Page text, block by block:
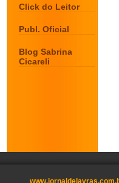
Click do Leitor
Publ. Oficial
Blog Sabrina
Cicareli